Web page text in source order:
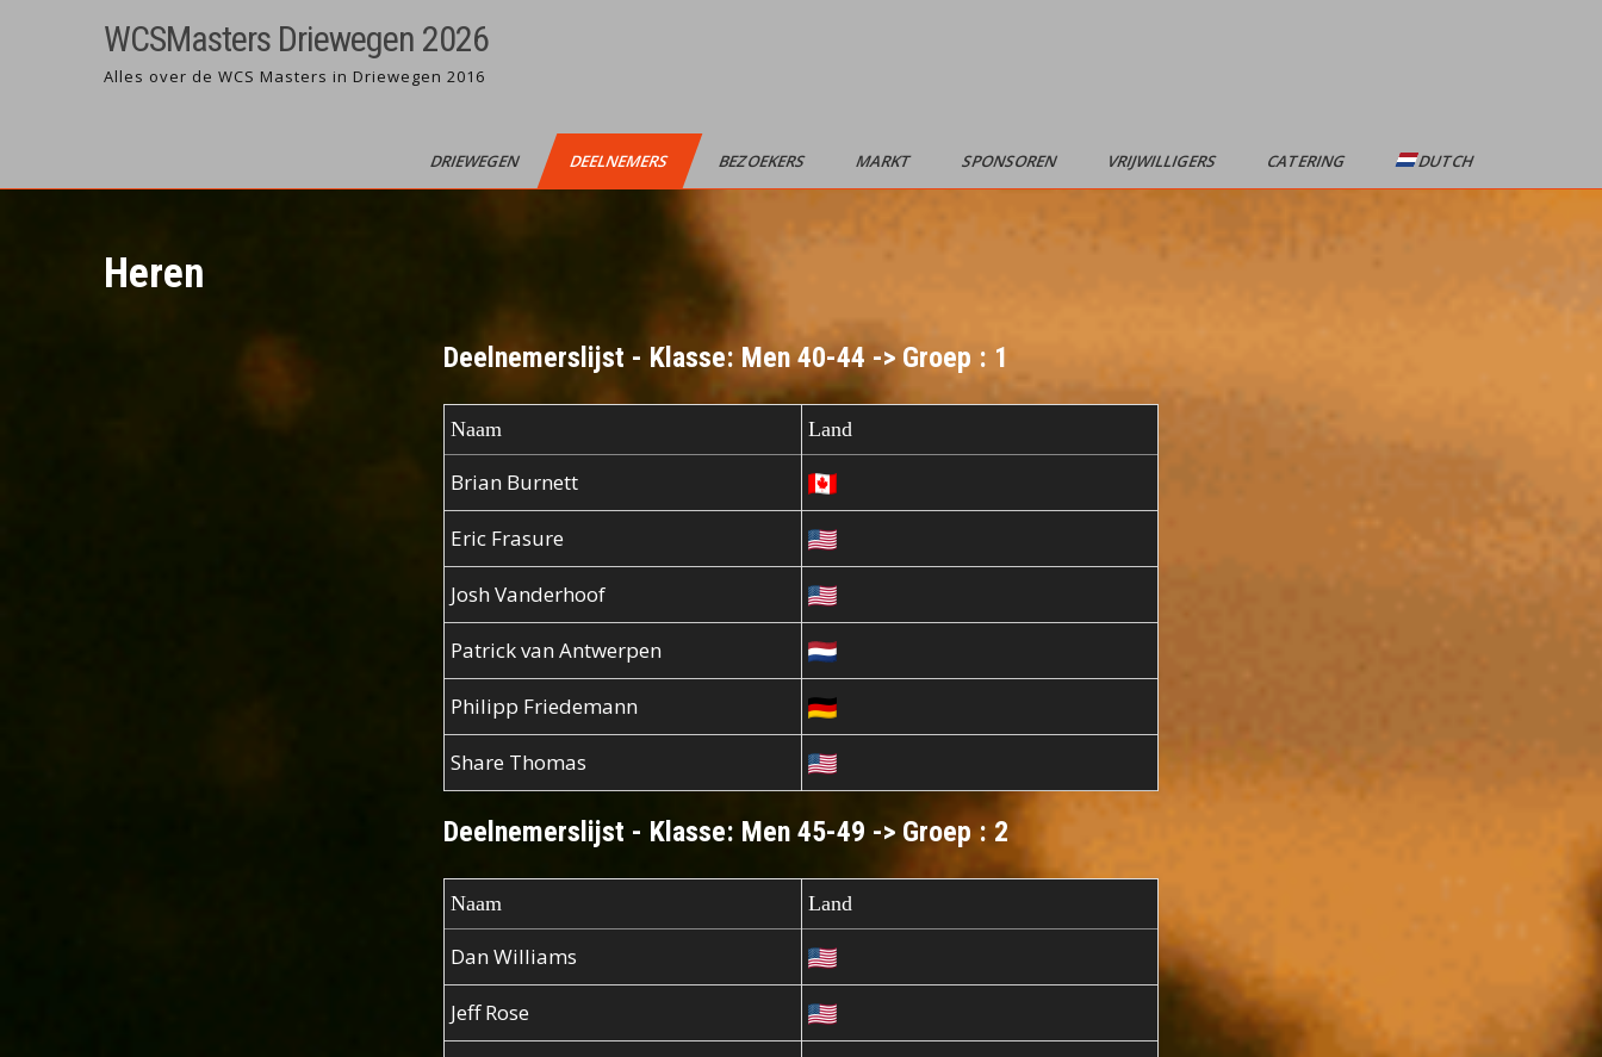
WCSMasters Driewegen 2026
Alles over de WCS Masters in Driewegen 2016
DRIEWEGEN DEELNEMERS BEZOEKERS MARKT SPONSOREN VRIJWILLIGERS CATERING DUTCH
Heren
Deelnemerslijst - Klasse: Men 40-44 -> Groep : 1
Naam Land
Brian Burnett
Eric Frasure
Josh Vanderhoof
Patrick van Antwerpen
Philipp Friedemann
Share Thomas
Deelnemerslijst - Klasse: Men 45-49 -> Groep : 2
Naam Land
Dan Williams
Jeff Rose